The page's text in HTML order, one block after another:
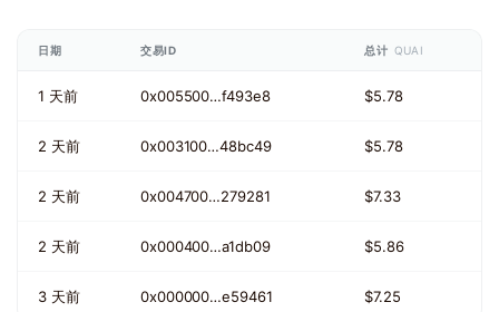
日期 交易ID 总计 QUAI
1 天前 0x005500…f493e8 $5.78
2 天前 0x003100…48bc49 $5.78
2 天前 0x004700…279281 $7.33
2 天前 0x000400…a1db09 $5.86
3 天前 0x000000…e59461 $7.25